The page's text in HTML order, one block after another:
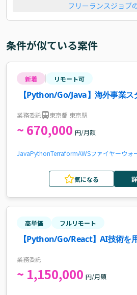
フリーランスジョブ
条件が似ている案件
新着 リモート可
【Python/Go/Java】海外事業ス
業務委託 東京都 東京駅
~ 670,000 円/月額
JavaPythonTerraformAWSファイヤーウォ
気になる
高単価 フルリモート
【Python/Go/React】AI技術を
業務委託
~ 1,150,000 円/月額